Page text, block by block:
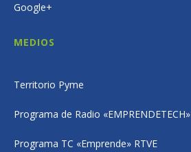
Google+
MEDIOS
Territorio Pyme
Programa de Radio «EMPRENDETECH»
Programa TC «Emprende» RTVE